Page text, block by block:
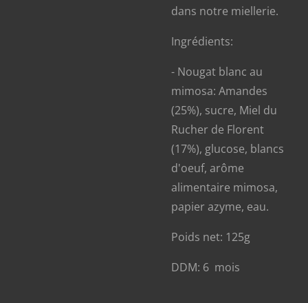
dans notre miellerie.
Ingrédients:
- Nougat blanc au
mimosa: Amandes
(25%), sucre, Miel du
Rucher de Florent
(17%), glucose, blancs
d'oeuf, arôme
alimentaire mimosa,
papier azyme, eau.
Poids net: 125g
DDM: 6 mois